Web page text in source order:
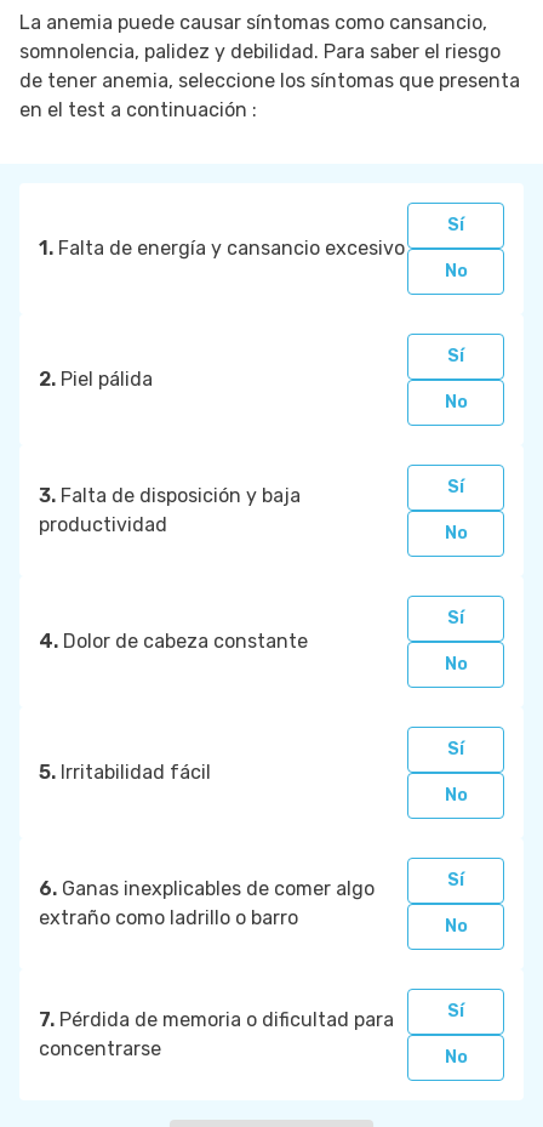
La anemia puede causar síntomas como cansancio,
somnolencia, palidez y debilidad. Para saber el riesgo
de tener anemia, seleccione los síntomas que presenta
en el test a continuación :
1. Falta de energía y cansancio excesivo
Sí
No
2. Piel pálida
Sí
No
3. Falta de disposición y baja
productividad
Sí
No
4. Dolor de cabeza constante
Sí
No
5. Irritabilidad fácil
Sí
No
6. Ganas inexplicables de comer algo
extraño como ladrillo o barro
Sí
No
7. Pérdida de memoria o dificultad para
concentrarse
Sí
No